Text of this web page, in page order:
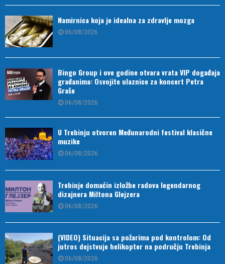
Namirnica koja je idealna za zdravlje mozga
06/08/2026
Bingo Group i ove godine otvara vrata VIP događaja
građanima: Osvojite ulaznice za koncert Petra
Graše
06/08/2026
U Trebinju otvoren Međunarodni festival klasične
muzike
06/08/2026
Trebinje domaćin izložbe radova legendarnog
dizajnera Miltona Glejzera
06/08/2026
(VIDEO) Situacija sa požarima pod kontrolom: Od
jutros dejstvuje helikopter na području Trebinja
06/08/2026